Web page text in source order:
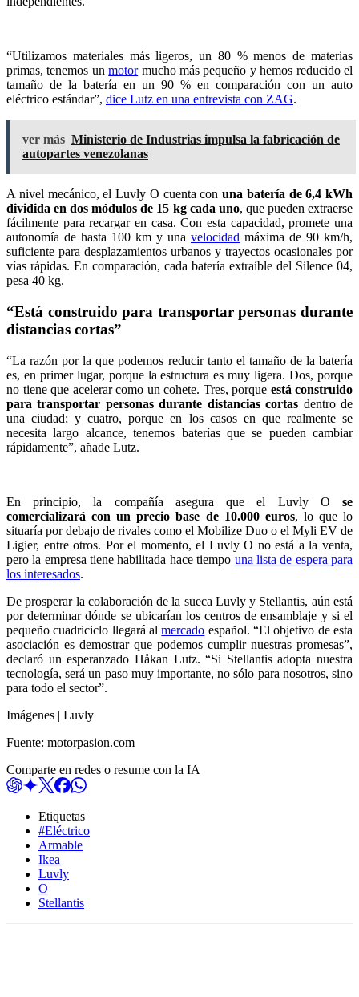
“Utilizamos materiales más ligeros, un 80 % menos de materias
primas, tenemos unmotormucho más pequeño y hemos reducido el
tamaño de la batería en un 90 % en comparación con un auto
eléctrico estándar”, dice Lutz en una entrevista con ZAG.
ver más Ministerio de Industrias impulsa la fabricación de
autopartes venezolanas
A nivel mecánico, el Luvly O cuenta con una batería de 6,4 kWh
dividida en dos módulos de 15 kg cada uno, que pueden extraerse
fácilmente para recargar en casa. Con esta capacidad, promete una
autonomía de hasta 100 km y una velocidad máxima de 90 km/h,
suficiente para desplazamientos urbanos y trayectos ocasionales por
vías rápidas. En comparación, cada batería extraíble del Silence 04,
pesa 40 kg.
“Está construido para transportar personas durante
distancias cortas”
“La razón por la que podemos reducir tanto el tamaño de la batería
es, en primer lugar, porque la estructura es muy ligera. Dos, porque
no tiene que acelerar como un cohete. Tres, porque está construido
para transportar personas durante distancias cortas dentro de
una ciudad; y cuatro, porque en los casos en que realmente se
necesita largo alcance, tenemos baterías que se pueden cambiar
rápidamente”, añade Lutz.
En principio, la compañía asegura que el Luvly O se
comercializará con un precio base de 10.000 euros, lo que lo
situaría por debajo de rivales como el Mobilize Duo o el Myli EV de
Ligier, entre otros. Por el momento, el Luvly O no está a la venta,
pero la empresa tiene habilitada hace tiempo una lista de espera para
los interesados.
De prosperar la colaboración de la sueca Luvly y Stellantis, aún está
por determinar dónde se ubicarían los centros de ensamblaje y si el
pequeño cuadriciclo llegará almercado español. “El objetivo de esta
asociación es demostrar que podemos cumplir nuestras promesas”,
declaró un esperanzado Håkan Lutz. “Si Stellantis adopta nuestra
tecnología, será un paso muy importante, no sólo para nosotros, sino
para todo el sector”.
Imágenes | Luvly
Fuente: motorpasion.com
Comparte en redes o resume con la IA
Etiquetas
#Eléctrico
Armable
Ikea
Luvly
O
Stellantis